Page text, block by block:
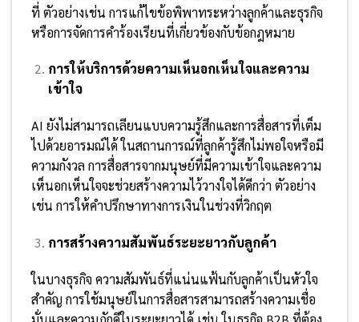
ที่ ตัวอย่างเช่น การแก้ไขข้อพิพาทระหว่างลูกค้าและธุรกิจ
หรือการจัดการคำร้องเรียนที่เกี่ยวข้องกับข้อกฎหมาย
การให้บริการด้วยความเห็นอกเห็นใจและความ
เข้าใจ
AI ยังไม่สามารถเลียนแบบความรู้สึกและการสื่อสารที่เต็ม
ไปด้วยอารมณ์ได้ ในสถานการณ์ที่ลูกค้ารู้สึกไม่พอใจหรือมี
ความกังวล การสื่อสารจากมนุษย์ที่มีความเข้าใจและความ
เห็นอกเห็นใจจะช่วยสร้างความไว้วางใจได้ดีกว่า ตัวอย่าง
เช่น การให้คำปรึกษาทางการเงินในช่วงที่วิกฤต
การสร้างความสัมพันธ์ระยะยาวกับลูกค้า
ในบางธุรกิจ ความสัมพันธ์ที่แน่นแฟ้นกับลูกค้าเป็นหัวใจ
สำคัญ การใช้มนุษย์ในการสื่อสารสามารถสร้างความเชื่อ